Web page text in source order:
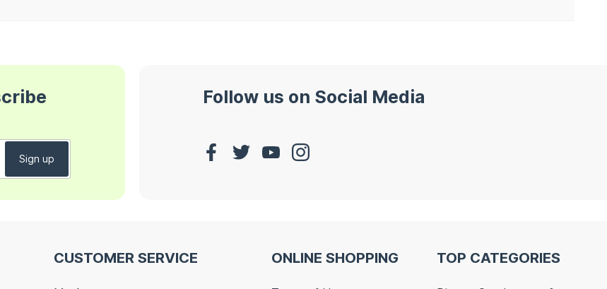
Follow us on Social Media
CUSTOMER SERVICE ONLINE SHOPPING TOP CATEGORIES